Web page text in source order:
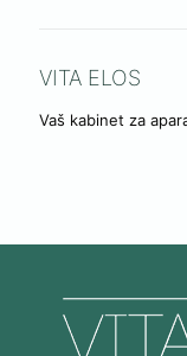
VITA ELOS
Vaš kabinet za